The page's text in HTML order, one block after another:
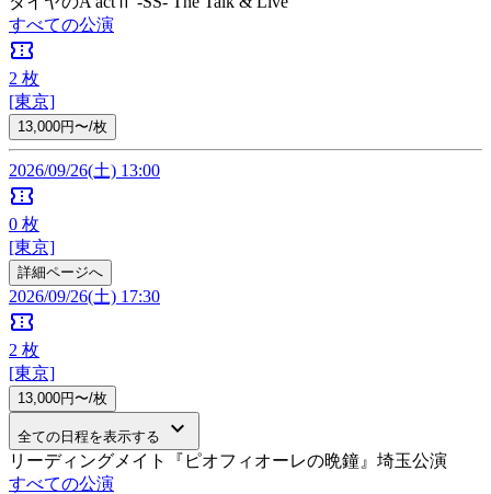
すべての公演
confirmation_number
2 枚
[東京]
13,000円〜/枚
2026/09/26(土) 13:00
confirmation_number
0 枚
[東京]
詳細ページへ
2026/09/26(土) 17:30
confirmation_number
2 枚
[東京]
13,000円〜/枚
全ての日程を表示する keyboard_arrow_down
リーディングメイト『ピオフィオーレの晩鐘』埼玉公演
すべての公演